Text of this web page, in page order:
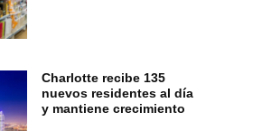
Charlotte recibe 135
nuevos residentes al día
y mantiene crecimiento